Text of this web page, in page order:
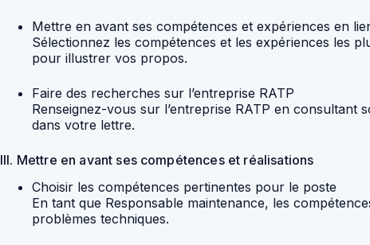
Mettre en avant ses compétences et expériences en
Sélectionnez les compétences et les expériences les
pour illustrer vos propos.
Faire des recherches sur l’entreprise RATP
Renseignez-vous sur l’entreprise RATP en
dans votre lettre.
III. Mettre en avant ses compétences et réalisations
Choisir les compétences pertinentes pour le poste
En tant que Responsable maintenance, les
problèmes techniques.